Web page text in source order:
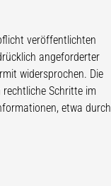
veröffentlichten
angeforderter
widersprochen. Die
Schritte im
etwa durch